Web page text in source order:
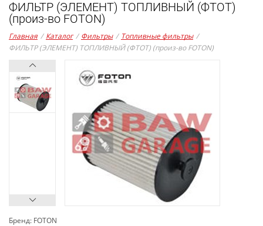
ФИЛЬТР (ЭЛЕМЕНТ) ТОПЛИВНЫЙ (ФТОТ)
(произ-во FOTON)
Главная / Каталог / Фильтры / Топливные фильтры /
ФИЛЬТР (ЭЛЕМЕНТ) ТОПЛИВНЫЙ (ФТОТ) (произ-во FOTON)
Бренд: FOTON